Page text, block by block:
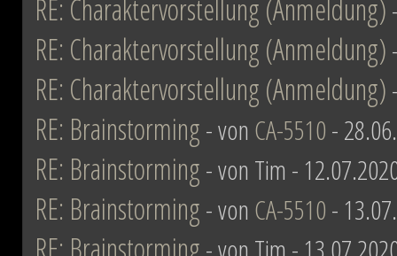
RE: Charaktervorstellung (Anmeldung)
RE: Charaktervorstellung (Anmeldung)
RE: Charaktervorstellung (Anmeldung)
RE: Brainstorming- von CA-5510-
RE: Brainstorming- von Tim -
RE: Brainstorming- von CA-5510-